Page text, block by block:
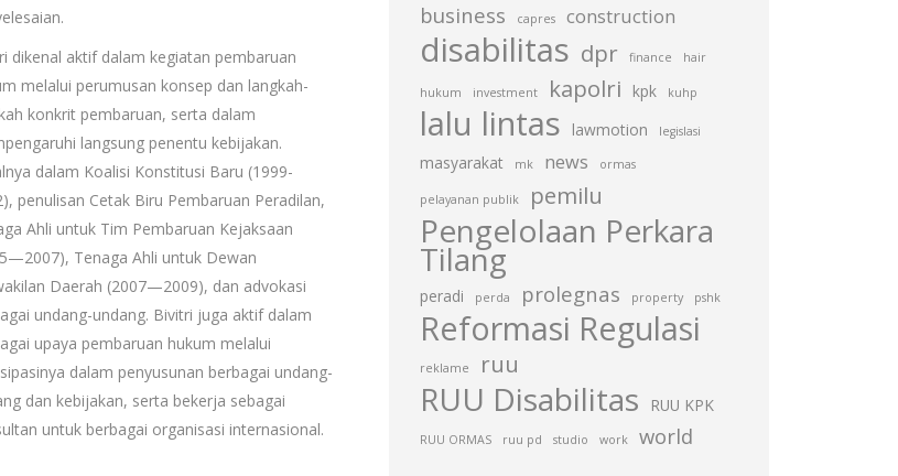
dikenal aktif dalam kegiatan pembaruan
melalui perumusan konsep dan langkah-
konkrit pembaruan, serta dalam
langsung penentu kebijakan.
dalam Koalisi Konstitusi Baru (1999-
penulisan Cetak Biru Pembaruan Peradilan,
Ahli untuk Tim Pembaruan Kejaksaan
Tenaga Ahli untuk Dewan
Daerah (2007—2009), dan advokasi
undang-undang. Bivitri juga aktif dalam
upaya pembaruan hukum melalui
dalam penyusunan berbagai undang-
dan kebijakan, serta bekerja sebagai
untuk berbagai organisasi internasional.
business capres construction
disabilitas dpr finance hair
hukum investment kapolri kpk kuhp
lalu lintas lawmotion legislasi
masyarakat mk news ormas
pelayanan publik pemilu
Pengelolaan Perkara
Tilang
peradi perda prolegnas property pshk
Reformasi Regulasi
reklame ruu
RUU Disabilitas RUU KPK
RUU ORMAS ruu pd studio work world